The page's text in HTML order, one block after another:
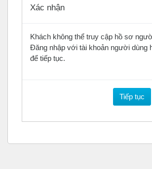
Xác nhận
Khách không thể truy cập hồ sơ
Đăng nhập với tài khoản người dùng
để tiếp tục.
Tiếp tục